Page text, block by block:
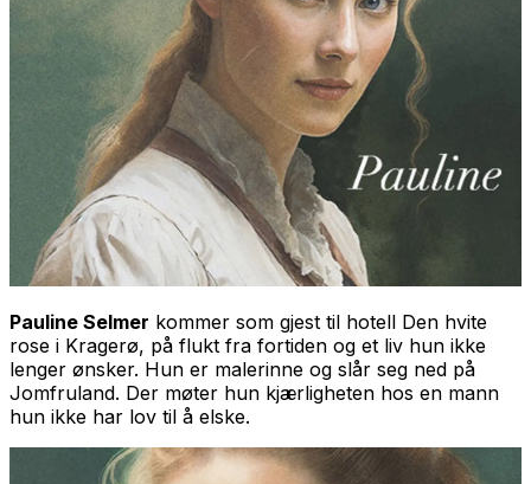
Pauline Selmer kommer som gjest til hotell Den hvite
rose i Kragerø, på flukt fra fortiden og et liv hun ikke
lenger ønsker. Hun er malerinne og slår seg ned på
Jomfruland. Der møter hun kjærligheten hos en mann
hun ikke har lov til å elske.